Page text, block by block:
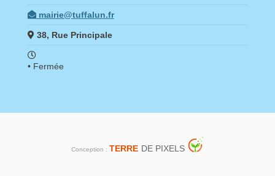
mairie@tuffalun.fr
38, Rue Principale
• Fermée
Conception : TERRE DE PIXELS